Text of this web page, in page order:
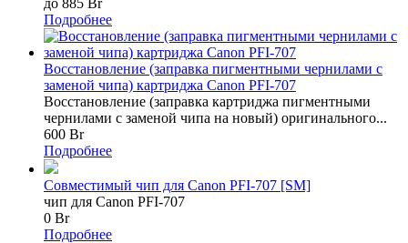
Подробнее
Восстановление (заправка пигментными чернилами с
заменой чипа) картриджа Canon PFI-707
Восстановление (заправка картриджа пигментными
чернилами с заменой чипа на новый) оригинального...
600 Br
Подробнее
Совместимый чип для Canon PFI-707 [SM]
чип для Canon PFI-707
0 Br
Подробнее